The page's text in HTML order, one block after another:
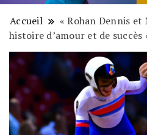
Accueil
« Rohan Dennis et
histoire d’amour et de succès